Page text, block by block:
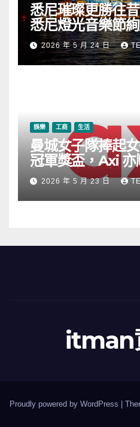
悉尼璀璨更勝往
悉尼燈光音樂節
2026 年 5 月 24 日
娛樂 工商 生活
曼城女子隊捧起
冠軍獎盃，Axi 亦
根源」宣傳活動
2026 年 5 月 23 日
itman
Proudly powered by WordPress